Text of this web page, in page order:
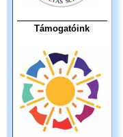
Támogatóink